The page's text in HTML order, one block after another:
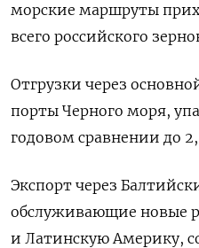
морские маршруты
всего российского
Отгрузки через
порты Черного моря,
годовом ​сравнении ‌до
Экспорт через
обслуживающие новые
и Латинскую Америку,